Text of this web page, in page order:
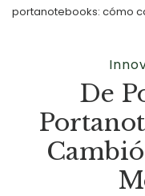
portanotebooks: cómo
De